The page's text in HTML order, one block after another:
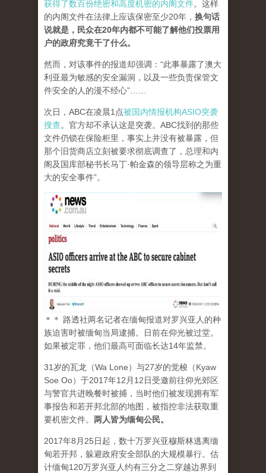
获得了数百份绝密和高度机密的内阁文件。这样
的内阁文件在法律上应该保密至少20年， 换句话
说就是，民众在20年内都不可能了解他们投票用
户的政府究竟干了什么。
然而，对该事件的报道却强调：“此事暴露了澳大
利亚最为敏感的安全漏洞，以及一些负责保管文
件安全的人的漫不经心”……
次日，ABC在凌晨1点被国内情报机构ASIO突袭
搜查。官方却不承认这是突袭。ABC找到的那些
文件仍锁在保险柜里，事实上并没有被暴露，但
那个旧货商店立刻被要求彻底调查了，总理和内
阁及国库部秘书长马丁·帕金森的领导层称之为重
大的安全事件”。
＊＊ 路透社两名记者在缅甸报道对罗兴亚人的种
族迫害时被缅甸当局逮捕。日前在仰光被过堂。
如果被定罪，他们最高可面临长达14年监禁。
31岁的瓦龙（Wa Lone）与27岁的觉梭（Kyaw
Soe Oo）于2017年12月12日受邀前往仰光郊区
与警官共进晚餐时被捕，当时他们被发现拥有军
事报告和若开邦北部的地图，被指控非法获取重
要机密文件。 两人皆为缅甸公民。
2017年8月25日起，数十万罗兴亚穆斯林逃离缅
甸若开邦，躲避政府安全部队的大规模暴行。估
计缅甸120万罗兴亚人约有三分之二穿越边界到